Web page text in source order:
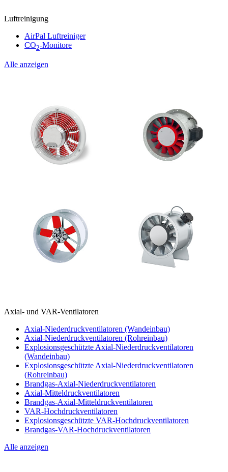
Luftreinigung
AirPal Luftreiniger
CO2-Monitore
Alle anzeigen
Axial- und VAR-Ventilatoren
Axial-Niederdruckventilatoren (Wandeinbau)
Axial-Niederdruckventilatoren (Rohreinbau)
Explosionsgeschützte Axial-Niederdruckventilatoren
(Wandeinbau)
Explosionsgeschützte Axial-Niederdruckventilatoren
(Rohreinbau)
Brandgas-Axial-Niederdruckventilatoren
Axial-Mitteldruckventilatoren
Brandgas-Axial-Mitteldruckventilatoren
VAR-Hochdruckventilatoren
Explosionsgeschützte VAR-Hochdruckventilatoren
Brandgas-VAR-Hochdruckventilatoren
Alle anzeigen